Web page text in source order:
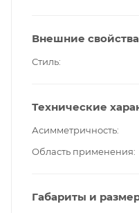
Внешние свойства
Стиль
Технические
Асимметричность
Область применения
Габариты и